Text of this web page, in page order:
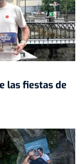
las fiestas de